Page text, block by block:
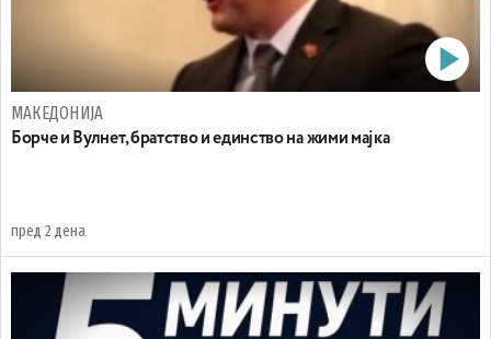
МАКЕДОНИЈА
Борче и Вулнет, братство и единство на жими мајка
пред 2 дена